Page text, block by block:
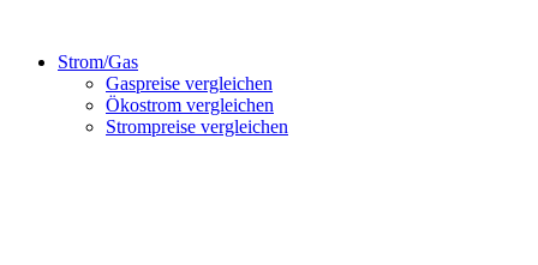
Strom/Gas
Gaspreise vergleichen
Ökostrom vergleichen
Strompreise vergleichen